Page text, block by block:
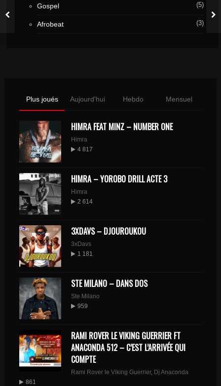
Gospel (5)
Afrobeat (3)
Plus joués Aujourd'hui Hebdo Mensuel
HIMRA FEAT MINZ – NUMBER ONE
Himra
4 817
HIMRA – YOROBO DRILL ACTE 3
Himra
2 614
3XDAVS – DJOUROUKOU
3xDavs
1 181
STE MILANO – DANS DOS
Ste Milano
959
RAMI ROVER LE VIKING GUERRIER FT
ANACONDA 512 – C’EST L’ARRIVÉE QUI
COMPTE
Rami Rover le Viking Guerrier, Dj Anaconda
861